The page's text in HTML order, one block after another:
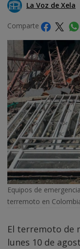
La Voz de Xela
Comparte
Equipos de
terremoto en
El terremoto de
lunes 10 de